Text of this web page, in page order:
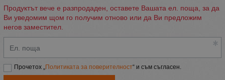
Продуктът вече е разпродаден, оставете Вашата ел. поща, за да
Ви уведомим щом го получим отново или да Ви предложим
негов заместител.
Ел. поща
Прочетох „Политиката за поверителност“ и съм съгласен.